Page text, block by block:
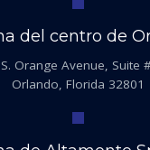
del centro de
Orange Avenue, Suite
Orlando, Florida 32801